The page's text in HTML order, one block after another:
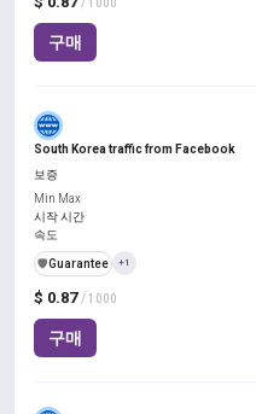
/ 1000
구매
South Korea traffic from Facebook
$ 0.87 / 1000
구매
보증
Min Max
시작 시간
속도
️🛡️Guarantee +1